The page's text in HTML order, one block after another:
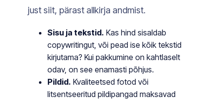
just siit, pärast allkirja andmist.
Sisu ja tekstid. Kas hind sisaldab
copywritingut, või pead ise kõik tekstid
kirjutama? Kui pakkumine on kahtlaselt
odav, on see enamasti põhjus.
Pildid. Kvaliteetsed fotod või
litsentseeritud pildipangad maksavad